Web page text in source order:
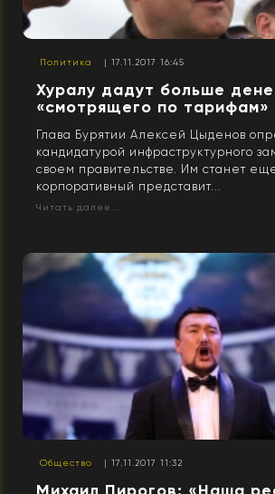
Политика | 17.11.2017 16:45
Хуралу дадут больше
«смотрящего по тарифам»
Глава Бурятии Алексей Цыденов
кандидатурой инфраструктурного
своем правительстве. Им станет
корпоративный представит...
Читать далее...
Общество | 17.11.2017 11:32